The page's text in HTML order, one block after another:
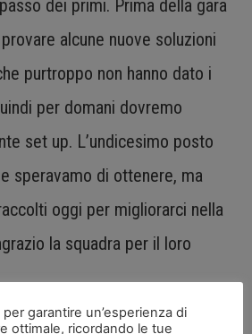
dei primi. Prima della gara
alcune nuove soluzioni
purtroppo non hanno dato i
per domani dovremo
set up. L’undicesimo posto
speravamo di ottenere, ma
oggi per migliorarci nella
la squadra per il loro
garantire un’esperienza di
ottimale, ricordando le tue